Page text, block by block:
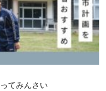
てみんさい